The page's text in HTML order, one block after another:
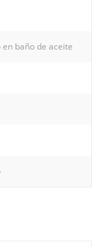
baño de aceite